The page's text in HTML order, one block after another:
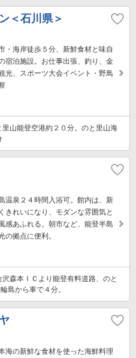
＜石川県＞
・海岸徒歩５分、新鮮食材と味自
宿泊施設。お仕事出張、釣り、金
光、スポーツ大会イベント・野鳥
山能登空港約２０分。のと里山海
温泉２４時間入浴可。館内は、新
きれいになり、モダンな雰囲気と
感あふれる。朝市など、能登半島
の拠点に便利。
森本ＩＣより能登有料道路、のと
島から車で４分。
海の新鮮な食材を使った海鮮料理